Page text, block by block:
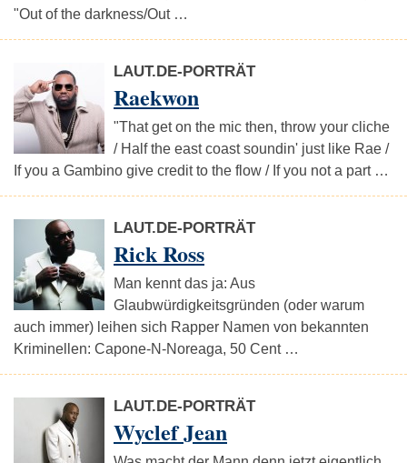
"Out of the darkness/Out …
LAUT.DE-PORTRÄT
Raekwon
"That get on the mic then, throw your cliche
/ Half the east coast soundin' just like Rae /
If you a Gambino give credit to the flow / If you not a part …
LAUT.DE-PORTRÄT
Rick Ross
Man kennt das ja: Aus
Glaubwürdigkeitsgründen (oder warum
auch immer) leihen sich Rapper Namen von bekannten
Kriminellen: Capone-N-Noreaga, 50 Cent …
LAUT.DE-PORTRÄT
Wyclef Jean